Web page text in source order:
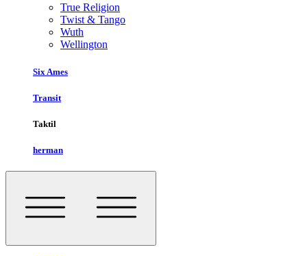
True Religion
Twist & Tango
Wuth
Wellington
Six Ames
Transit
Taktil
herman